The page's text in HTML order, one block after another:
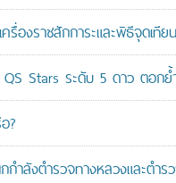
รื่องราชสักการะและพิธีจุดเ
Stars ระดับ 5 ดาว ตอก
?
ำลังตำรวจทางหลวงและตำ